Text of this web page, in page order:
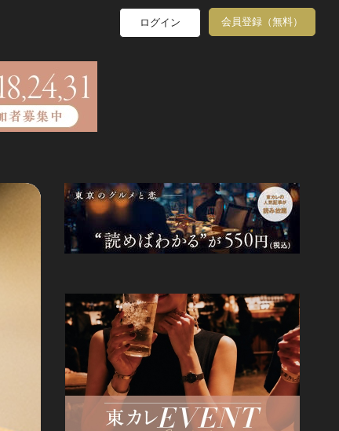
ログイン 会員登録（無料）